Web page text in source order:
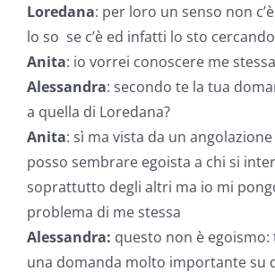
Loredana: per loro un senso non
lo so se c’è ed infatti lo sto cercando
Anita: io vorrei conoscere me stessa
Alessandra: secondo te la tua
a quella di Loredana?
Anita: sì ma vista da un
posso sembrare egoista a chi si
soprattutto degli altri ma io mi
problema di me stessa
Alessandra: questo non è egoismo:
una domanda molto importante su